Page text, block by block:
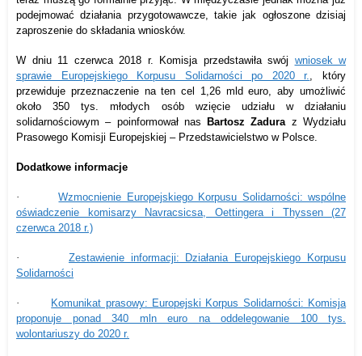
podejmować działania przygotowawcze, takie jak ogłoszone dzisiaj
zaproszenie do składania wniosków.
W dniu 11 czerwca 2018 r. Komisja przedstawiła swój wniosek w
sprawie Europejskiego Korpusu Solidarności po 2020 r., który
przewiduje przeznaczenie na ten cel 1,26 mld euro, aby umożliwić
około 350 tys. młodych osób wzięcie udziału w działaniu
solidarnościowym – poinformował nas Bartosz Zadura zWydziału
Prasowego Komisji Europejskiej – Przedstawicielstwo w Polsce.
Dodatkowe informacje
·
Wzmocnienie Europejskiego Korpusu Solidarności: wspólne
oświadczenie komisarzy Navracsicsa, Oettingera i Thyssen (27
czerwca 2018 r.)
·
Zestawienie informacji: Działania Europejskiego Korpusu
Solidarności
·
Komunikat prasowy: Europejski Korpus Solidarności: Komisja
proponuje ponad 340 mln euro na oddelegowanie 100 tys.
wolontariuszy do 2020 r.